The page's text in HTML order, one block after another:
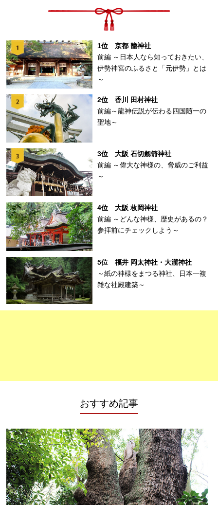
1位 京都 籠神社
前編 ～日本人なら知っておきたい、
伊勢神宮のふるさと「元伊勢」とは
～
2位 香川 田村神社
前編～龍神伝説が伝わる四国随一の
聖地～
3位 大阪 石切劔箭神社
前編 ～偉大な神様の、脅威のご利益
～
4位 大阪 枚岡神社
前編 ～どんな神様、歴史があるの？
参拝前にチェックしよう～
5位 福井 岡太神社・大瀧神社
～紙の神様をまつる神社、日本一複
雑な社殿建築～
おすすめ記事